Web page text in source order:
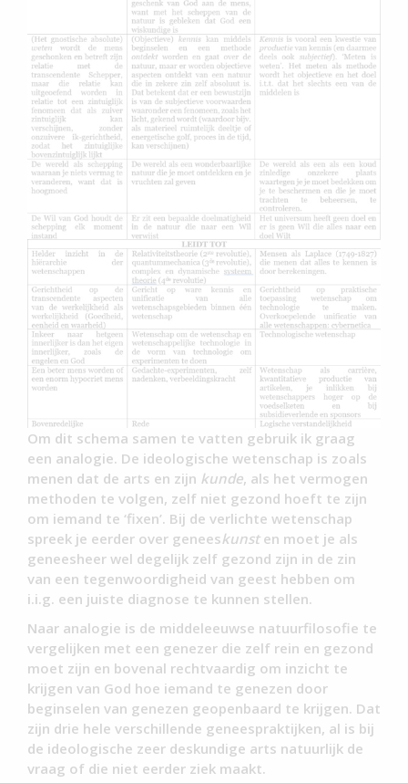
Om dit schema samen te vatten gebruik ik graag
een analogie. De ideologische wetenschap is zoals
menen dat de arts en zijn kunde, als het vermogen
methoden te volgen, zelf niet gezond hoeft te zijn
om iemand te ‘fixen’. Bij de verlichte wetenschap
spreek je eerder over geneeskunst en moet je als
geneesheer wel degelijk zelf gezond zijn in de zin
van een tegenwoordigheid van geest hebben om
i.i.g. een juiste diagnose te kunnen stellen.
Naar analogie is de middeleeuwse natuurfilosofie te
vergelijken met een genezer die zelf rein en gezond
moet zijn en bovenal rechtvaardig om inzicht te
krijgen van God hoe iemand te genezen door
beginselen van genezen geopenbaard te krijgen. Dat
zijn drie hele verschillende geneespraktijken, al is bij
de ideologische zeer deskundige arts natuurlijk de
vraag of die niet eerder ziek maakt.